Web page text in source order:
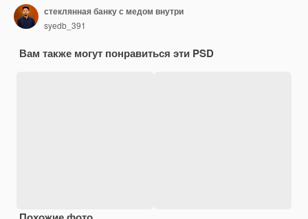
стеклянная банку с медом внутри
syedb_391
Вам также могут понравиться эти PSD